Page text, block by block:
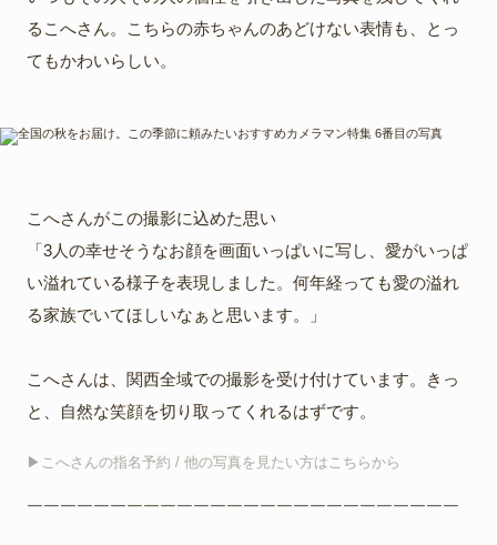
るこへさん。こちらの赤ちゃんのあどけない表情も、とっ
てもかわいらしい。
こへさんがこの撮影に込めた思い
「3人の幸せそうなお顔を画面いっぱいに写し、愛がいっぱ
い溢れている様子を表現しました。何年経っても愛の溢れ
る家族でいてほしいなぁと思います。」
こへさんは、関西全域での撮影を受け付けています。きっ
と、自然な笑顔を切り取ってくれるはずです。
▶︎こへさんの指名予約 / 他の写真を見たい方はこちらから
￣￣￣￣￣￣￣￣￣￣￣￣￣￣￣￣￣￣￣￣￣￣￣￣￣￣